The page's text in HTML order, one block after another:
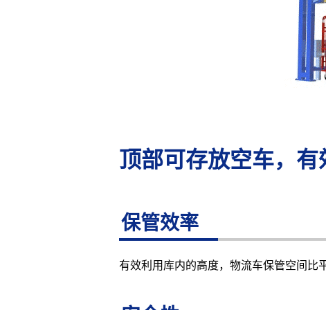
顶部可存放空车，有
保管效率
有效利用库内的高度，物流车保管空间比